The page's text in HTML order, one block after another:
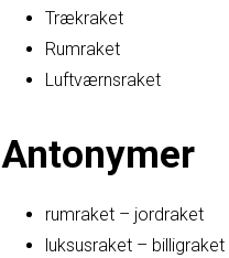
Trækraket
Rumraket
Luftværnsraket
Antonymer
rumraket – jordraket
luksusraket – billigraket